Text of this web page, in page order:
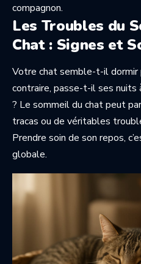
compagnon.
Les Troubles du
Chat : Signes et
Votre chat semble-t-il dormir
contraire, passe-t-il ses nuits
? Le sommeil du chat peut
tracas ou de véritables
Prendre soin de son repos,
globale.